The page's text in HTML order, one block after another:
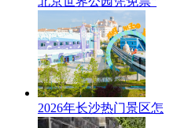
2026年长沙热门景区怎